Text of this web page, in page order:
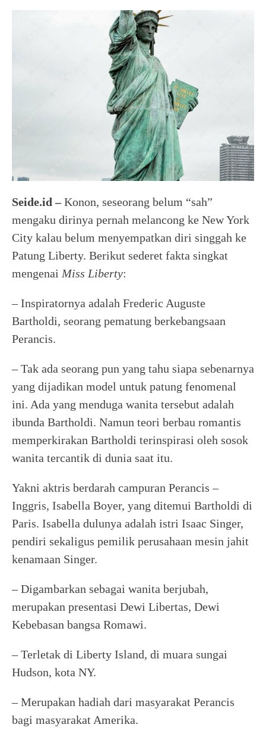
Seide.id –Konon, seseorang belum “sah”
mengaku dirinya pernah melancong ke New York
City kalau belum menyempatkan diri singgah ke
Patung Liberty. Berikut sederet fakta singkat
mengenai Miss Liberty:
– Inspiratornya adalah Frederic Auguste
Bartholdi, seorang pematung berkebangsaan
Perancis.
– Tak ada seorang pun yang tahu siapa sebenarnya
yang dijadikan model untuk patung fenomenal
ini. Ada yang menduga wanita tersebut adalah
ibunda Bartholdi. Namun teori berbau romantis
memperkirakan Bartholdi terinspirasi oleh sosok
wanita tercantik di dunia saat itu.
Yakni aktris berdarah campuran Perancis –
Inggris, Isabella Boyer, yang ditemui Bartholdi di
Paris. Isabella dulunya adalah istri Isaac Singer,
pendiri sekaligus pemilik perusahaan mesin jahit
kenamaan Singer.
– Digambarkan sebagai wanita berjubah,
merupakan presentasi Dewi Libertas, Dewi
Kebebasan bangsa Romawi.
– Terletak di Liberty Island, di muara sungai
Hudson, kota NY.
– Merupakan hadiah dari masyarakat Perancis
bagi masyarakat Amerika.